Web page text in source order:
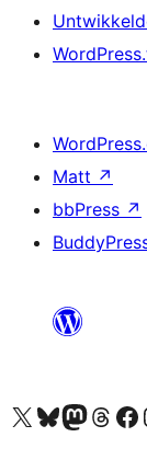
Matt ↗
bbPress ↗
Visit our X (formerly Twitter) account
Visit our Bluesky account
Visit our Mastodon
Visit ourBesykje ús